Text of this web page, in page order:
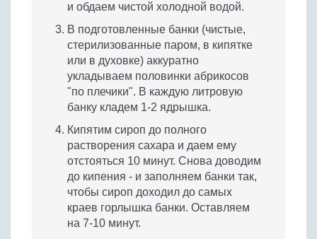
и обдаем чистой холодной водой.
В подготовленные банки (чистые,
стерилизованные паром, в кипятке
или в духовке) аккуратно
укладываем половинки абрикосов
"по плечики". В каждую литровую
банку кладем 1-2 ядрышка.
Кипятим сироп до полного
растворения сахара и даем ему
отстояться 10 минут. Снова доводим
до кипения - и заполняем банки так,
чтобы сироп доходил до самых
краев горлышка банки. Оставляем
на 7-10 минут.